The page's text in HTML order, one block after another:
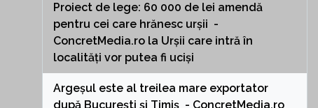
Proiect de lege: 60 000 de lei amendă
pentru cei care hrănesc urșii -
ConcretMedia.rola Urșii care intră în
localități vor putea fi uciși
Argeșul este al treilea mare exportator
după București și Timiș - ConcretMedia.ro